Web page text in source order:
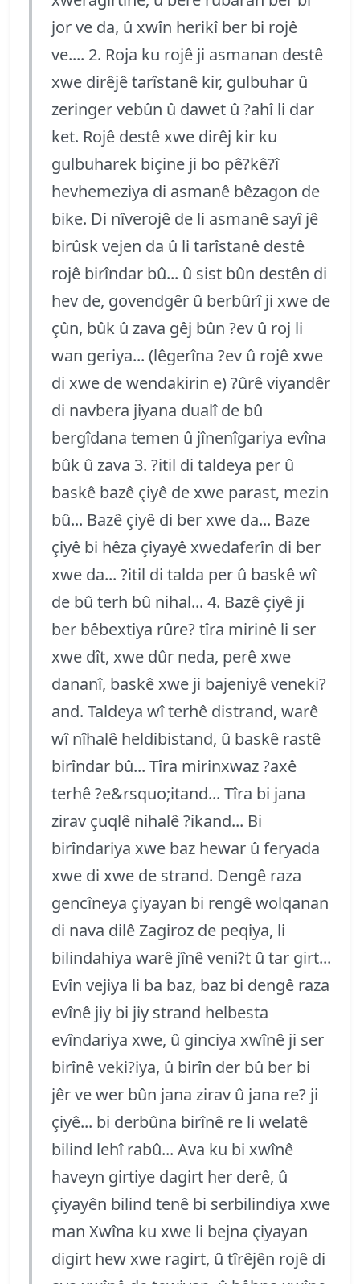
jor ve da, û xwîn herikî ber bi rojê
ve.... 2. Roja ku rojê ji asmanan destê
xwe dirêjê tarîstanê kir, gulbuhar û
zeringer vebûn û dawet û ?ahî li dar
ket. Rojê destê xwe dirêj kir ku
gulbuharek biçine ji bo pê?kê?î
hevhemeziya di asmanê bêzagon de
bike. Di nîverojê de li asmanê sayî jê
birûsk vejen da û li tarîstanê destê
rojê birîndar bû... û sist bûn destên di
hev de, govendgêr û berbûrî ji xwe de
çûn, bûk û zava gêj bûn ?ev û roj li
wan geriya... (lêgerîna ?ev û rojê xwe
di xwe de wendakirin e) ?ûrê viyandêr
di navbera jiyana dualî de bû
bergîdana temen û jînenîgariya evîna
bûk û zava 3. ?itil di taldeya per û
baskê bazê çiyê de xwe parast, mezin
bû... Bazê çiyê di ber xwe da... Baze
çiyê bi hêza çiyayê xwedaferîn di ber
xwe da... ?itil di talda per û baskê wî
de bû terh bû nihal... 4. Bazê çiyê ji
ber bêbextiya rûre? tîra mirinê li ser
xwe dît, xwe dûr neda, perê xwe
dananî, baskê xwe ji bajeniyê veneki?
and. Taldeya wî terhê distrand, warê
wî nîhalê heldibistand, û baskê rastê
birîndar bû... Tîra mirinxwaz ?axê
terhê ?e&rsquo;itand... Tîra bi jana
zirav çuqlê nihalê ?ikand... Bi
birîndariya xwe baz hewar û feryada
xwe di xwe de strand. Dengê raza
gencîneya çiyayan bi rengê wolqanan
di nava dilê Zagiroz de peqiya, li
bilindahiya warê jînê veni?t û tar girt...
Evîn vejiya li ba baz, baz bi dengê raza
evînê jiy bi jiy strand helbesta
evîndariya xwe, û ginciya xwînê ji ser
birînê veki?iya, û birîn der bû ber bi
jêr ve wer bûn jana zirav û jana re? ji
çiyê... bi derbûna birînê re li welatê
bilind lehî rabû... Ava ku bi xwînê
haveyn girtiye dagirt her derê, û
çiyayên bilind tenê bi serbilindiya xwe
man Xwîna ku xwe li bejna çiyayan
digirt hew xwe ragirt, û tîrêjên rojê di